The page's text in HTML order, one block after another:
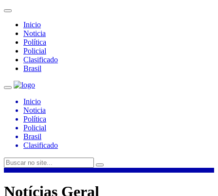
Inicio
Noticia
Política
Policial
Clasificado
Brasil
Inicio
Noticia
Política
Policial
Brasil
Clasificado
Notícias Geral